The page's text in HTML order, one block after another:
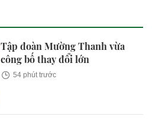
Tập đoàn Mường Thanh vừa
công bố thay đổi lớn
54 phút trước